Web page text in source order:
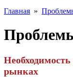
Главная »
рынках